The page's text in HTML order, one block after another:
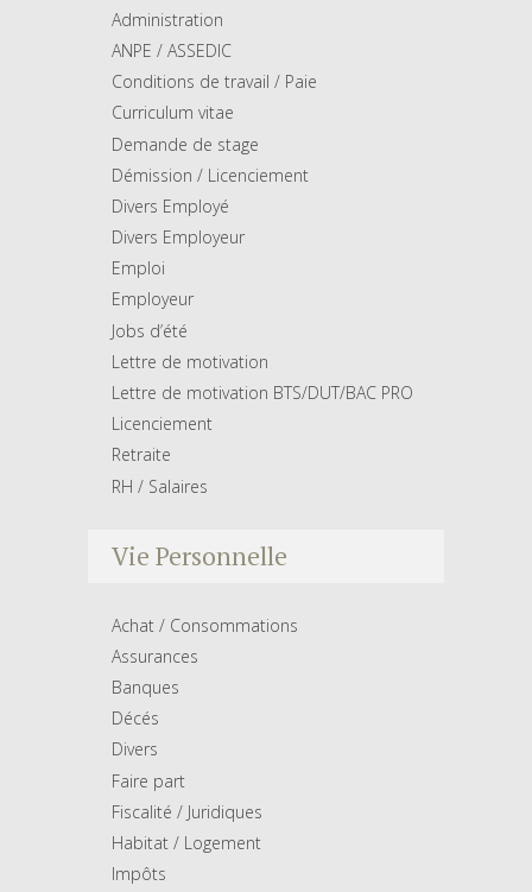
Administration
ANPE / ASSEDIC
Conditions de travail / Paie
Curriculum vitae
Demande de stage
Démission / Licenciement
Divers Employé
Divers Employeur
Emploi
Employeur
Jobs d’été
Lettre de motivation
Lettre de motivation BTS/DUT/BAC PRO
Licenciement
Retraite
RH / Salaires
Vie Personnelle
Achat / Consommations
Assurances
Banques
Décés
Divers
Faire part
Fiscalité / Juridiques
Habitat / Logement
Impôts